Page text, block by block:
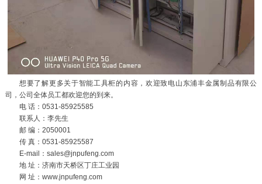
想要了解更多关于智能工具柜的内容，欢迎致电山东浦丰金属制品有限公
司，公司全体员工都欢迎您的到来。
电 话：0531-85925585
联系人：李先生
邮 编：2050001
传 真：0531-85925587
E-mail：sales@jnpufeng.com
地 址：济南市天桥区丁庄工业园
网 址：www.jnpufeng.com